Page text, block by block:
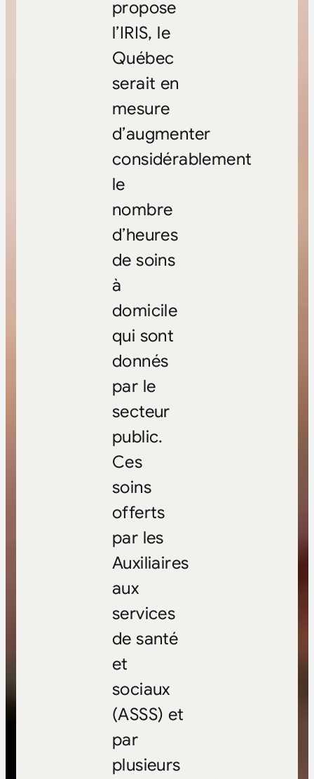
propose
l’IRIS, le
Québec
serait en
mesure
d’augmenter
considérablement
le
nombre
d’heures
de soins
à
domicile
qui sont
donnés
par le
secteur
public.
Ces
soins
offerts
par les
Auxiliaires
aux
services
de santé
et
sociaux
(ASSS) et
par
plusieurs